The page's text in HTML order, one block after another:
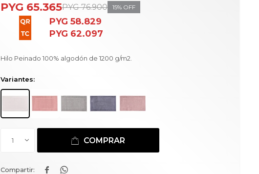
PYG 65.365PYG 76.900 15
PYG 58.829
PYG 62.097
Hilo Peinado 100% algodón de 1200 g/m2.
Variantes:
1 COMPRAR
 